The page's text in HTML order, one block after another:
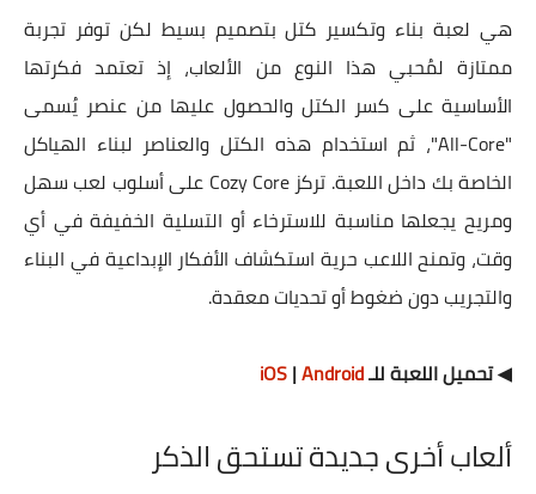
هي لعبة بناء وتكسير كتل بتصميم بسيط لكن توفر تجربة
ممتازة لمُحبي هذا النوع من الألعاب، إذ تعتمد فكرتها
الأساسية على كسر الكتل والحصول عليها من عنصر يُسمى
"All-Core"، ثم استخدام هذه الكتل والعناصر لبناء الهياكل
الخاصة بك داخل اللعبة. تركز Cozy Core على أسلوب لعب سهل
ومريح يجعلها مناسبة للاسترخاء أو التسلية الخفيفة في أي
وقت، وتمنح اللاعب حرية استكشاف الأفكار الإبداعية في البناء
والتجريب دون ضغوط أو تحديات معقدة.
◀ تحميل اللعبة للـ iOS|Android
ألعاب أخرى جديدة تستحق الذكر